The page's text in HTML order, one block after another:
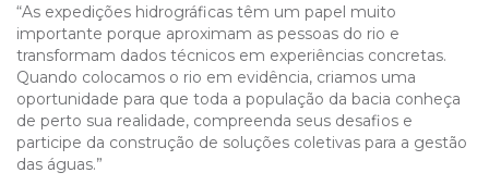
“As expedições hidrográficas têm um papel muito
importante porque aproximam as pessoas do rio e
transformam dados técnicos em experiências concretas.
Quando colocamos o rio em evidência, criamos uma
oportunidade para que toda a população da bacia conheça
de perto sua realidade, compreenda seus desafios e
participe da construção de soluções coletivas para a gestão
das águas.”